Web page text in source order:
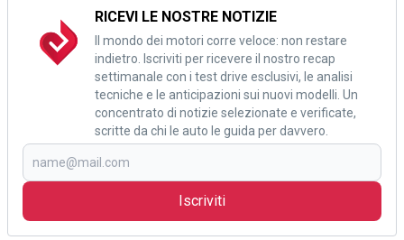
RICEVI LE NOSTRE NOTIZIE
Il mondo dei motori corre veloce: non restare
indietro. Iscriviti per ricevere il nostro recap
settimanale con i test drive esclusivi, le analisi
tecniche e le anticipazioni sui nuovi modelli. Un
concentrato di notizie selezionate e verificate,
scritte da chi le auto le guida per davvero.
Iscriviti